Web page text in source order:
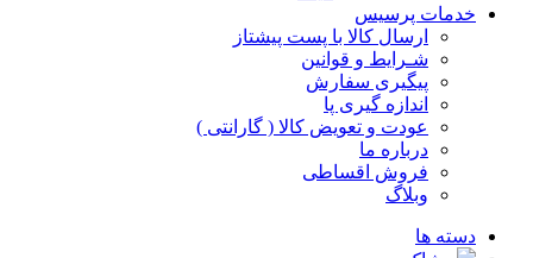
پرسیس
ارسال کالا با پست پیشتاز
شـرایط و قوانین
پیگیری سفارش
اندازه گیری پا
عودت و تعویض کالا ( گارانتی )
درباره ما
فروش اقساطی
ها